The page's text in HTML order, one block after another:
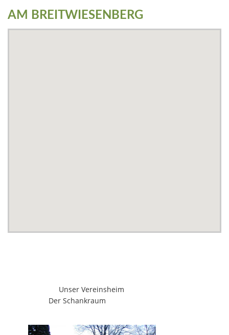
AM BREITWIESENBERG
Unser Vereinsheim
Der Schankraum